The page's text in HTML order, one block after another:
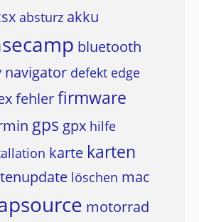
absturz akku
bluetooth
navigator defekt edge
fehlerfirmware
gps gpx hilfe
karte karten
löschen mac
motorrad